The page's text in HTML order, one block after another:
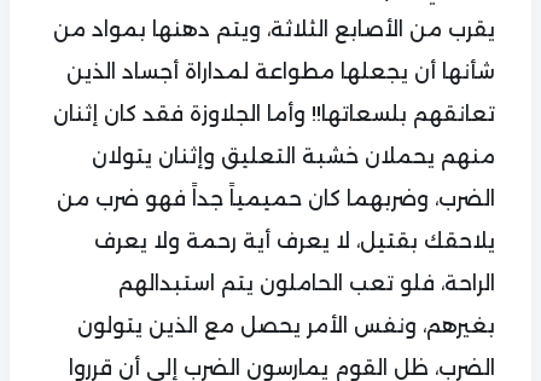
يقرب من الأصابع الثلاثة، ويتم دهنها بمواد من
شأنها أن يجعلها مطواعة لمداراة أجساد الذين
تعانقهم بلسعاتها!! وأما الجلاوزة فقد كان إثنان
منهم يحملان خشبة التعليق وإثنان يتولان
الضرب، وضربهما كان حميمياً جداً فهو ضرب من
يلاحقك بقتيل، لا يعرف أية رحمة ولا يعرف
الراحة، فلو تعب الحاملون يتم استبدالهم
بغيرهم، ونفس الأمر يحصل مع الذين يتولون
الضرب، ظل القوم يمارسون الضرب إلى أن قرروا